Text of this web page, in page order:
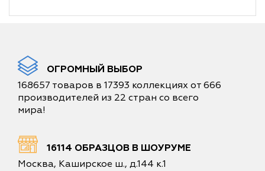
ОГРОМНЫЙ ВЫБОР
168657 товаров в 17393 коллекциях от 666
производителей из 22 стран со всего
мира!
16114 ОБРАЗЦОВ В ШОУРУМЕ
Москва, Каширское ш., д.144 к.1